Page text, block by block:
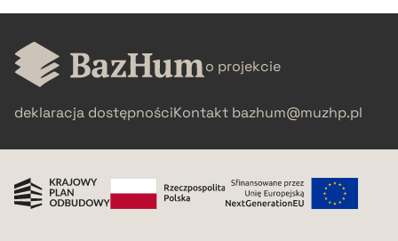
pobierz cytat
BIBTEX
pobierz cytat
o projekcie
deklaracja dostępnościKontakt bazhum@muzhp.pl